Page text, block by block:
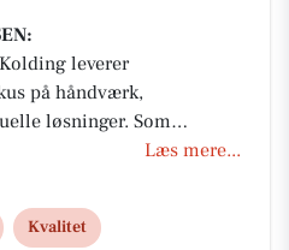
leverer
på håndværk,
løsninger. Som
med høj faglig stolthed
til både private
er en aftale altid en aftale
Læs mere...
Kvalitet